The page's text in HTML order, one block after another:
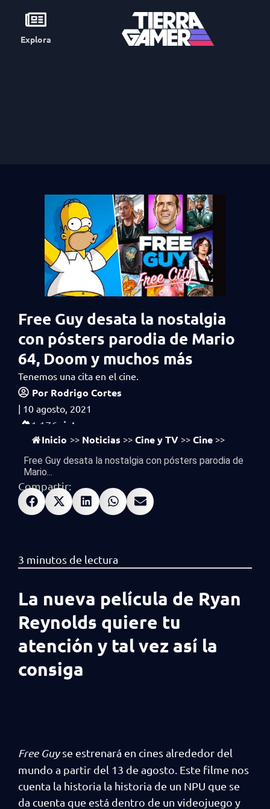
Explora
Free Guy desata la nostalgia
con pósters parodia de Mario
64, Doom y muchos más
Tenemos una cita en el cine.
Por Rodrigo Cortes
| 10 agosto, 2021
1,176 vistas
Inicio >> Noticias >> Cine y TV >> Cine >>
Free Guy desata la nostalgia con pósters parodia de
Mario...
Compartir:
La nueva película de Ryan
Reynolds quiere tu
atención y tal vez así la
consiga
Free Guyse estrenará en cines alrededor del
mundo a partir del 13 de agosto. Este filme nos
cuenta la historia la historia de un NPU que se
da cuenta que está dentro de un videojuego y